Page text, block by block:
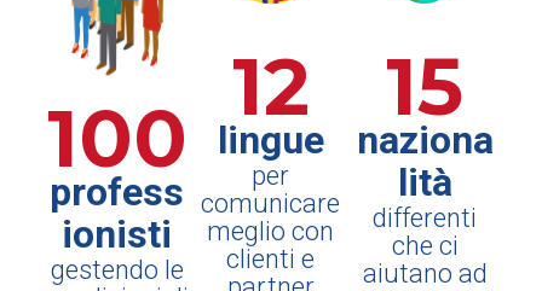
100
profess
ionisti
gestendo le
12
lingue
per
comunicare
meglio con
clienti e
15
naziona
lità
differenti
che ci
aiutano ad